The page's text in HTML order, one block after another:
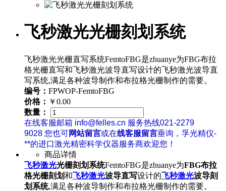
飞秒激光光栅刻划系统
飞秒激光光栅直写系统FemtoFBG是zhuanye为FBG布拉
格光栅直写和飞秒激光波导直写设计的飞秒激光波导直
写系统,满足各种波导制作和布拉格光栅制作的需要。
编号： FPWOP-FemtoFBG
价格： ￥0.00
数量：
在线客服邮箱 info@felles.cn 服务热线021-2279
9028 您也可网站留言或在线客服留言垂询，孚光精仪-
**的进口激光精密科学仪器服务商欢迎您！
商品详情
飞秒激光光栅刻划系统FemtoFBG是zhuanye为FBG布拉
格光栅刻划和飞秒激光波导直写设计的飞秒激光波导刻
划系统,满足各种波导制作和布拉格光栅制作的需要。